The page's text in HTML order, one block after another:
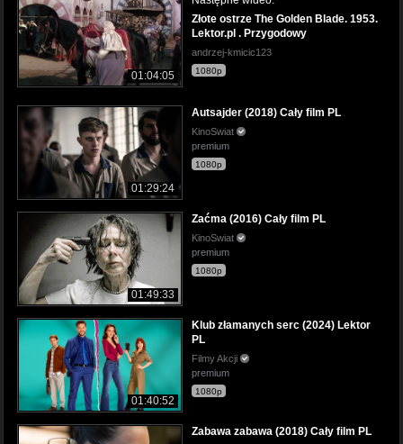
01:04:05
Złote ostrze The Golden Blade. 1953.
Lektor.pl . Przygodowy
andrzej-kmicic123
1080p
01:29:24
Autsajder (2018) Cały film PL
KinoSwiat
premium
1080p
01:49:33
Zaćma (2016) Cały film PL
KinoSwiat
premium
1080p
01:40:52
Klub złamanych serc (2024) Lektor
PL
Filmy Akcji
premium
1080p
Zabawa zabawa (2018) Cały film PL